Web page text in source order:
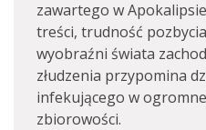
zawartego w
treści, trudność
wyobraźni świata
złudzenia przypomina
infekującego w
zbiorowości.